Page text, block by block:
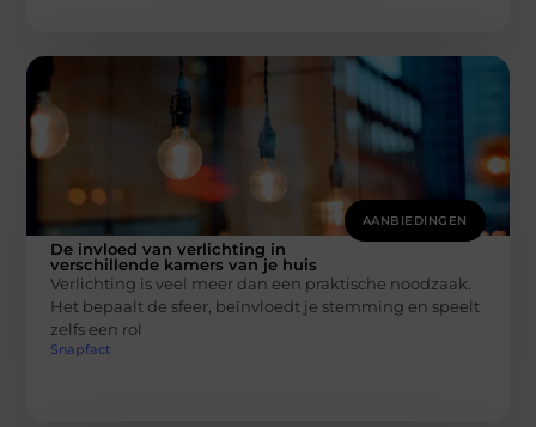
AANBIEDINGEN
De invloed van verlichting in
verschillende kamers van je huis
Verlichting is veel meer dan een praktische noodzaak.
Het bepaalt de sfeer, beïnvloedt je stemming en speelt
zelfs een rol
Snapfact